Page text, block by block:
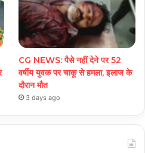
CG NEWS: पैसे नहीं देने पर 52
वर्षीय युवक पर चाकू से हमला, इलाज के
दौरान मौत
3 days ago